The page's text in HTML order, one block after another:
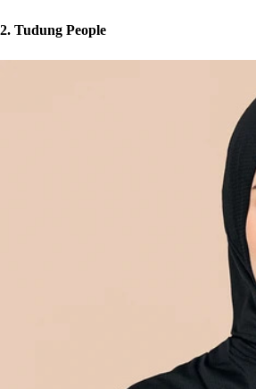
2. Tudung People